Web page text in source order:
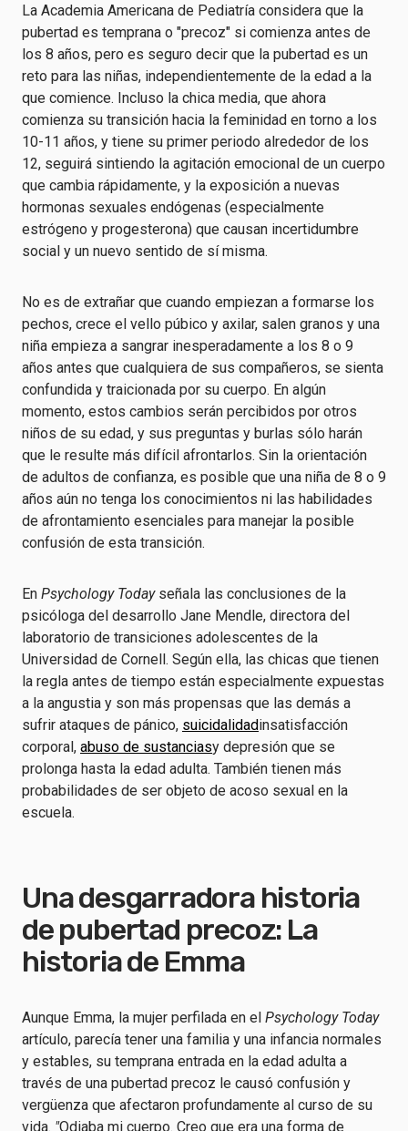
La Academia Americana de Pediatría considera que la
pubertad es temprana o "precoz" si comienza antes de
los 8 años, pero es seguro decir que la pubertad es un
reto para las niñas, independientemente de la edad a la
que comience. Incluso la chica media, que ahora
comienza su transición hacia la feminidad en torno a los
10-11 años, y tiene su primer periodo alrededor de los
12, seguirá sintiendo la agitación emocional de un cuerpo
que cambia rápidamente, y la exposición a nuevas
hormonas sexuales endógenas (especialmente
estrógeno y progesterona) que causan incertidumbre
social y un nuevo sentido de sí misma.
No es de extrañar que cuando empiezan a formarse los
pechos, crece el vello púbico y axilar, salen granos y una
niña empieza a sangrar inesperadamente a los 8 o 9
años antes que cualquiera de sus compañeros, se sienta
confundida y traicionada por su cuerpo. En algún
momento, estos cambios serán percibidos por otros
niños de su edad, y sus preguntas y burlas sólo harán
que le resulte más difícil afrontarlos. Sin la orientación
de adultos de confianza, es posible que una niña de 8 o 9
años aún no tenga los conocimientos ni las habilidades
de afrontamiento esenciales para manejar la posible
confusión de esta transición.
En Psychology Todayseñala las conclusiones de la
psicóloga del desarrollo Jane Mendle, directora del
laboratorio de transiciones adolescentes de la
Universidad de Cornell. Según ella, las chicas que tienen
la regla antes de tiempo están especialmente expuestas
a la angustia y son más propensas que las demás a
sufrir ataques de pánico, suicidalidadinsatisfacción
corporal, abuso de sustanciasy depresión que se
prolonga hasta la edad adulta. También tienen más
probabilidades de ser objeto de acoso sexual en la
escuela.
Una desgarradora historia
de pubertad precoz: La
historia de Emma
Aunque Emma, la mujer perfilada en el Psychology Today
artículo, parecía tener una familia y una infancia normales
y estables, su temprana entrada en la edad adulta a
través de una pubertad precoz le causó confusión y
vergüenza que afectaron profundamente al curso de su
vida. "Odiaba mi cuerpo. Creo que era una forma de